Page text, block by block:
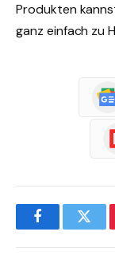
Produkten
ganz einfach zu
Facebook